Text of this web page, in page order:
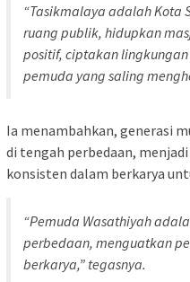
“Tasikmalaya adalah
ruang publik, hidupkan
positif, ciptakan
pemuda yang saling
Ia menambahkan, generasi
di tengah perbedaan,
konsisten dalam berkarya
“Pemuda Wasathiyah
perbedaan, menguatkan
berkarya,” tegasnya.